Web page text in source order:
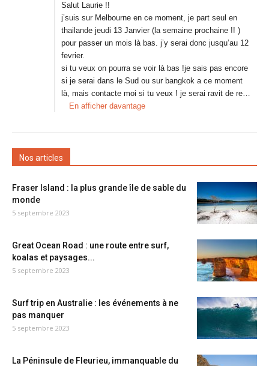
Salut Laurie !!
j’suis sur Melbourne en ce moment, je part seul en
thailande jeudi 13 Janvier (la semaine prochaine !! )
pour passer un mois là bas. j’y serai donc jusqu’au 12
fevrier.
si tu veux on pourra se voir là bas !je sais pas encore
si je serai dans le Sud ou sur bangkok a ce moment
là, mais contacte moi si tu veux ! je serai ravit de re…
En afficher davantage
Nos articles
Fraser Island : la plus grande île de sable du
monde
5 septembre 2023
Great Ocean Road : une route entre surf,
koalas et paysages...
5 septembre 2023
Surf trip en Australie : les événements à ne
pas manquer
5 septembre 2023
La Péninsule de Fleurieu, immanquable du